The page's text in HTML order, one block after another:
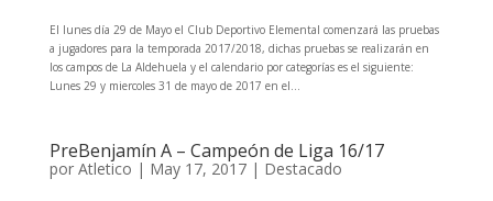
El lunes día 29 de Mayo el Club Deportivo Elemental comenzará las pruebas
a jugadores para la temporada 2017/2018, dichas pruebas se realizarán en
los campos de La Aldehuela y el calendario por categorías es el siguiente:
Lunes 29 y miercoles 31 de mayo de 2017 en el...
PreBenjamín A – Campeón de Liga 16/17
por Atletico | May 17, 2017| Destacado